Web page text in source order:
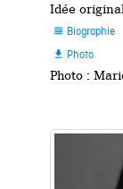
Idée
 Biographie
 Photo
Photo :